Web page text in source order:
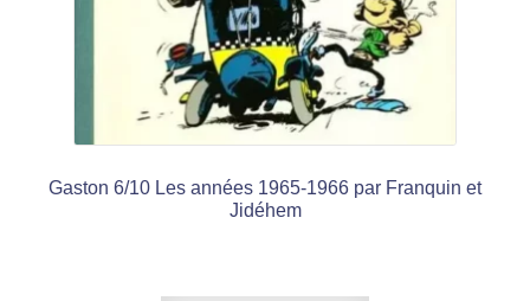
Gaston 6/10 Les années 1965-1966 par Franquin et
Jidéhem